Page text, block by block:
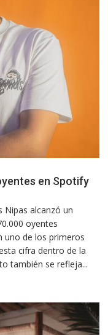
en Spotify
Nipas alcanzó un
oyentes
uno de los primeros
cifra dentro de la
también se refleja...